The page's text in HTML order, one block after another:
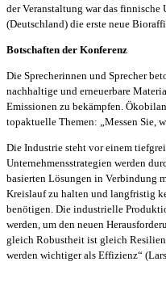
der Veranstaltung war das finnische
(Deutschland) die erste neue
Botschaften der Konferenz
Die Sprecherinnen und Sprecher
nachhaltige und erneuerbare
Emissionen zu bekämpfen.
topaktuelle Themen: „Messen Sie,
Die Industrie steht vor einem
Unternehmensstrategien werden
basierten Lösungen in Verbindung
Kreislauf zu halten und langfristig
benötigen. Die industrielle
werden, um den neuen
gleich Robustheit ist gleich
werden wichtiger als Effizienz“